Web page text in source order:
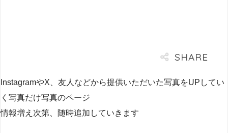
InstagramやX、友人などから提供いただいた写真をUPしてい
く写真だけ写真のページ
情報増え次第、随時追加していきます